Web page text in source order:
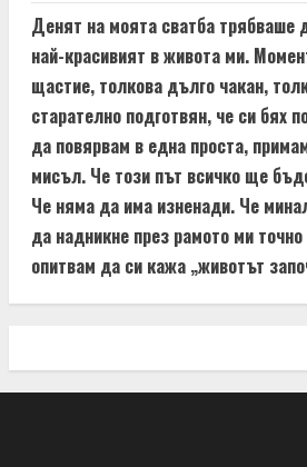
Денят на моята сватба трябваше
най-красивият в живота ми.
щастие, толкова дълго чакан,
старателно подготвян, че си бях
да повярвам в една проста,
мисъл. Че този път всичко ще
Че няма да има изненади. Че
да надникне през рамото ми точно
опитвам да си кажа „животът